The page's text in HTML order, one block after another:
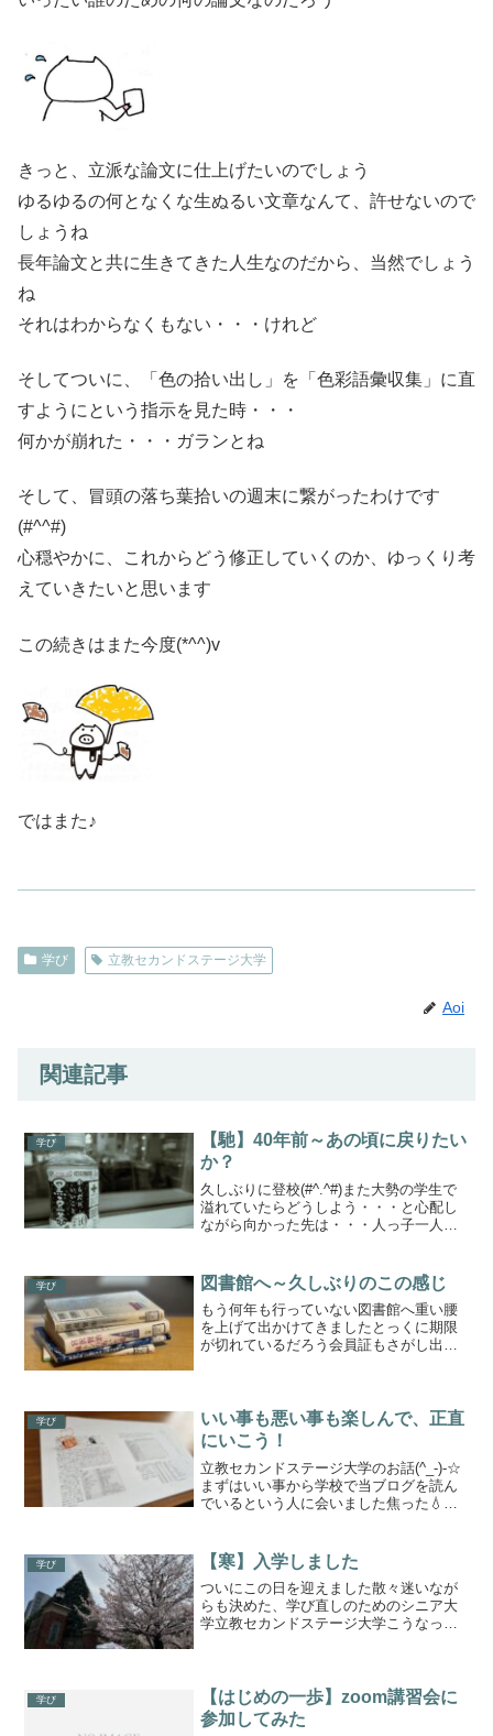
きっと、立派な論文に仕上げたいのでしょう
ゆるゆるの何となくな生ぬるい文章なんて、許せないので
しょうね
長年論文と共に生きてきた人生なのだから、当然でしょう
ね
それはわからなくもない・・・けれど
そしてついに、「色の拾い出し」を「色彩語彙収集」に直
すようにという指示を見た時・・・
何かが崩れた・・・ガランとね
そして、冒頭の落ち葉拾いの週末に繋がったわけです
(#^^#)
心穏やかに、これからどう修正していくのか、ゆっくり考
えていきたいと思います
この続きはまた今度(*^^)v
ではまた♪
学び 立教セカンドステージ大学
Aoi
関連記事
学び
【馳】40年前～あの頃に戻りたい
か？
久しぶりに登校(#^.^#)また大勢の学生で
溢れていたらどうしよう・・・と心配し
ながら向かった先は・・・人っ子一人💧
れるくらい(笑)構内には、至る所にベンチ
が...
学び 図書館へ～久しぶりのこの感じ
もう何年も行っていない図書館へ重い腰
を上げて出かけてきましたとっくに期限
が切れているだろう会員証もさがし出し
が遠いかというと、...
学び
いい事も悪い事も楽しんで、正直
にいこう！
立教セカンドステージ大学のお話(^_-)-☆
まずはいい事から学校で当ブログを読ん
でいるという人に会いました焦った💧頭
ないように、気を付けて書いていたはず
なんだけど立...
学び 【寒】入学しました
ついにこの日を迎えました散々迷いなが
らも決めた、学び直しのためのシニア大
学立教セカンドステージ大学こうなった
ピンクの桜暖かそうだけれ...
学び
【はじめの一歩】zoom講習会に
参加してみた